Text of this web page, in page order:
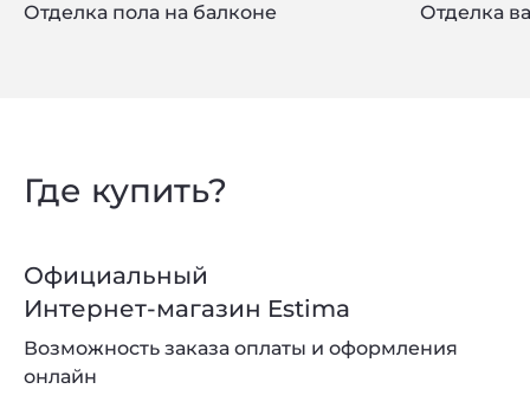
Отделка пола на балконе Отделка
Где купить?
Официальный
Интернет-магазин Estima
Возможность заказа оплаты и оформления
онлайн